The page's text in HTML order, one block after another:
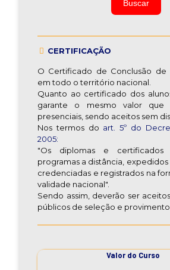
CERTIFICAÇÃO
O Certificado de Conclusão de
em todo o território nacional.
Quanto ao certificado dos
garante o mesmo valor que
presenciais, sendo aceitos sem
Nos termos do art. 5º do
2005:
"Os diplomas e
programas a distância,
credenciadas e registrados na
validade nacional".
Sendo assim, deverão ser
públicos de seleção e
Valor do Curso